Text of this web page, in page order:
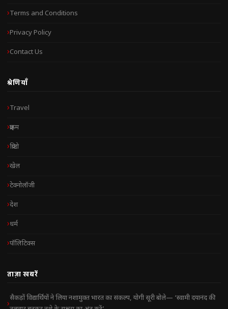
Terms and Conditions
Privacy Policy
Contact Us
श्रेणियाँ
Travel
क्राइम
क्रिप्टो
खेल
टेक्नोलॉजी
देश
धर्म
पॉलिटिक्स
ताज़ा खबरें
सैकड़ों विद्यार्थियों ने लिया नशामुक्त भारत का संकल्प, योगी सूरी बोले— ‘स्वामी दयानंद की